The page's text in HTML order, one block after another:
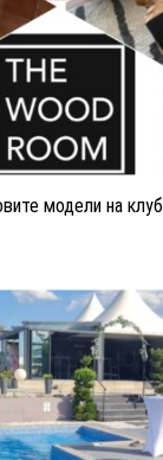
модели на